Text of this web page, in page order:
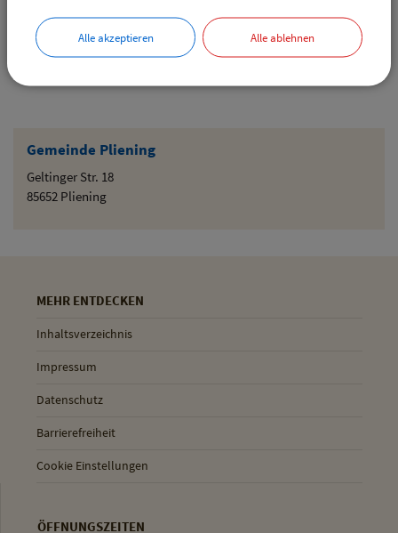
Gemeinde Pliening
Geltinger Str. 18
85652 Pliening
MEHR ENTDECKEN
Inhaltsverzeichnis
Impressum
Datenschutz
Barrierefreiheit
Cookie Einstellungen
ÖFFNUNGSZEITEN
Alle akzeptieren Alle ablehnen